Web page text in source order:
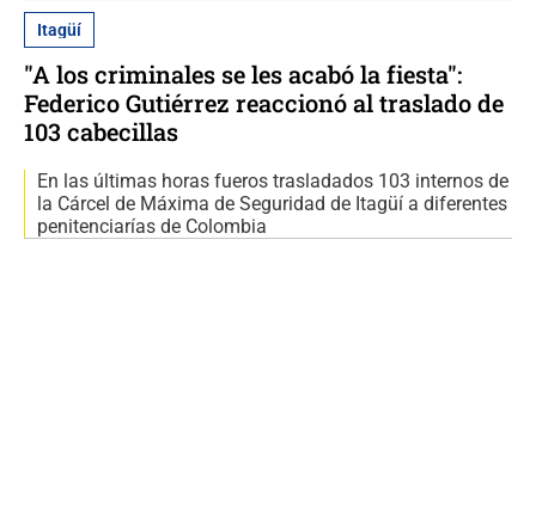
Itagüí
"A los criminales se les acabó la fiesta":
Federico Gutiérrez reaccionó al traslado de
103 cabecillas
En las últimas horas fueros trasladados 103 internos de
la Cárcel de Máxima de Seguridad de Itagüí a diferentes
penitenciarías de Colombia